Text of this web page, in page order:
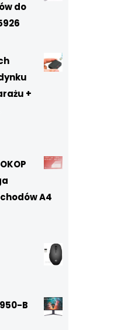
do
+
A4
B